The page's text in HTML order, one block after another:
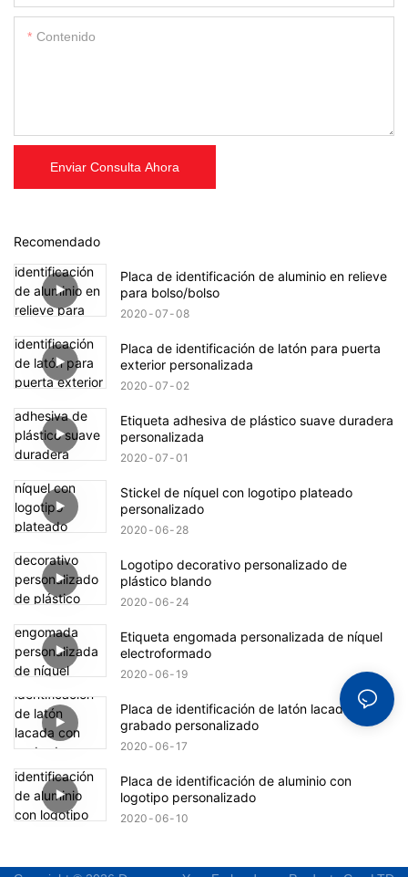
Contenido
Enviar Consulta Ahora
Recomendado
Placa de identificación de aluminio en relieve
para bolso/bolso
2020 07 08
Placa de identificación de latón para puerta
exterior personalizada
2020 07 02
Etiqueta adhesiva de plástico suave duradera
personalizada
2020 07 01
Stickel de níquel con logotipo plateado
personalizado
2020 06 28
Logotipo decorativo personalizado de
plástico blando
2020 06 24
Etiqueta engomada personalizada de níquel
electroformado
2020 06 19
Placa de identificación de latón lacada con
grabado personalizado
2020 06 17
Placa de identificación de aluminio con
logotipo personalizado
2020 06 10